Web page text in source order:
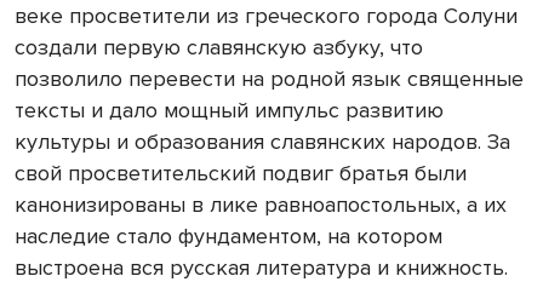
веке просветители из греческого города Солуни
создали первую славянскую азбуку, что
позволило перевести на родной язык священные
тексты и дало мощный импульс развитию
культуры и образования славянских народов. За
свой просветительский подвиг братья были
канонизированы в лике равноапостольных, а их
наследие стало фундаментом, на котором
выстроена вся русская литература и книжность.